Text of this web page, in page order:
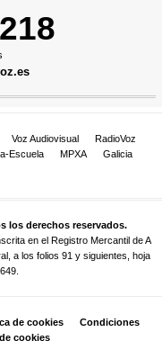
Voz Audiovisual
RadioVoz
Escuela MPXA
Galicia
los derechos reservados.
en el Registro Mercantil de A
a los folios 91 y siguientes, hoja
de cookies
Condiciones
cookies